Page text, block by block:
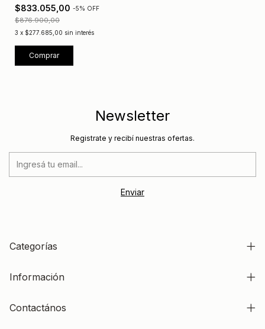
$833.055,00 -5% OFF
$876.900,00
3 x $277.685,00 sin interés
Comprar
Newsletter
Registrate y recibí nuestras ofertas.
Categorías
Información
Contactános